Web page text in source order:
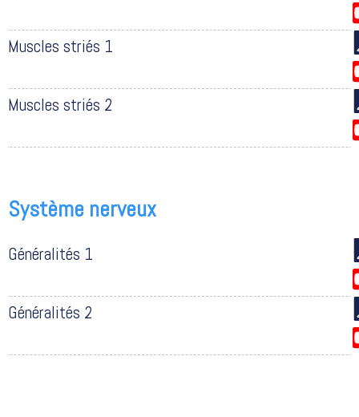
Muscles striés 1
Muscles striés 2
Système nerveux
Généralités 1
Généralités 2